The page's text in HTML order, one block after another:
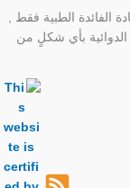
الفائدة الطبية فقط ,
الدوائية بأي شكلٍ من